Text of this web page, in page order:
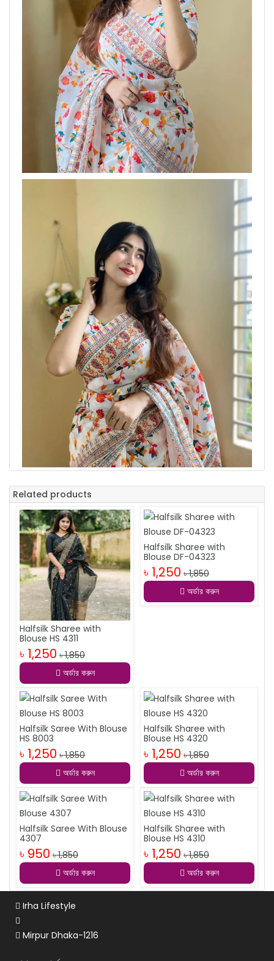
Related products
Halfsilk Sharee with
Blouse HS 4311
৳ 1,250 ৳ 1,850
অর্ডার করুন
Halfsilk Sharee with
Blouse DF-04323
৳ 1,250 ৳ 1,850
অর্ডার করুন
Halfsilk Saree With Blouse
HS 8003
৳ 1,250 ৳ 1,850
অর্ডার করুন
Halfsilk Sharee with
Blouse HS 4320
৳ 1,250 ৳ 1,850
অর্ডার করুন
Halfsilk Saree With Blouse
4307
৳ 950 ৳ 1,850
অর্ডার করুন
Halfsilk Sharee with
Blouse HS 4310
৳ 1,250 ৳ 1,850
অর্ডার করুন
Irha Lifestyle
Mirpur Dhaka-1216